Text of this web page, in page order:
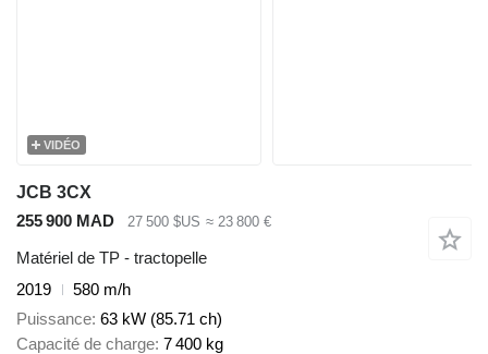
VIDÉO
JCB 3CX
255 900 MAD
27 500 $US ≈ 23 800 €
Matériel de TP - tractopelle
2019
580 m/h
Puissance 63 kW (85.71 ch)
Capacité de charge 7 400 kg